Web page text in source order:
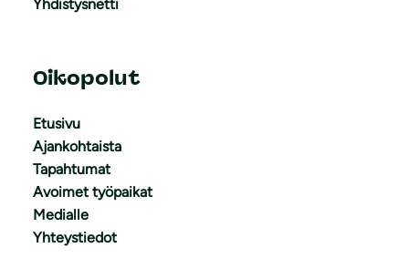
Yhdistysnetti
Oikopolut
Etusivu
Ajankohtaista
Tapahtumat
Avoimet työpaikat
Medialle
Yhteystiedot